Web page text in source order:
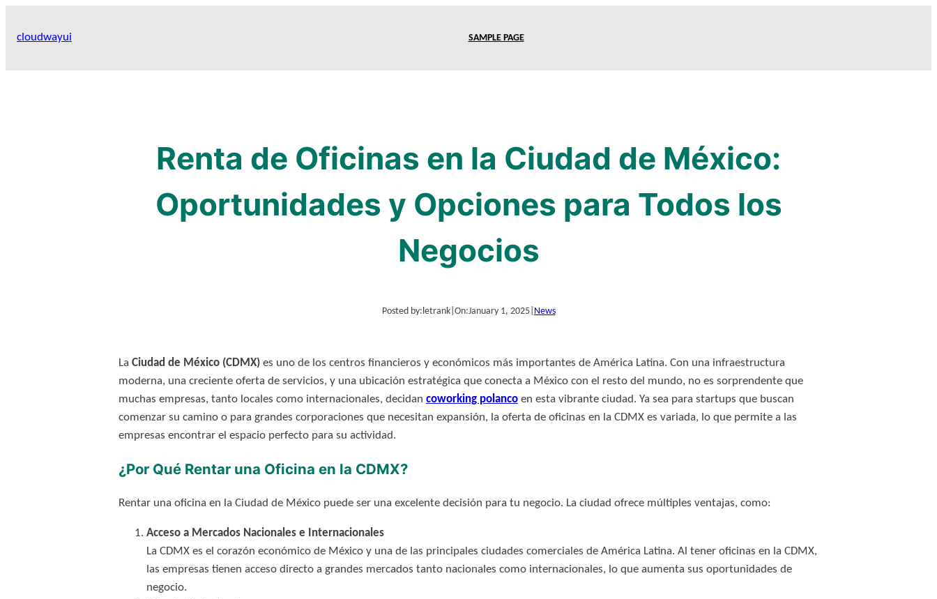
cloudwayui SAMPLE PAGE
Renta de Oficinas en la Ciudad de México:
Oportunidades y Opciones para Todos los
Negocios
Posted by: letrank| On:January 1, 2025| News
La Ciudad de México (CDMX)es uno de los centros financieros y económicos más importantes de América Latina. Con una infraestructura
moderna, una creciente oferta de servicios, y una ubicación estratégica que conecta a México con el resto del mundo, no es sorprendente que
muchas empresas, tanto locales como internacionales, decidan coworking polancoen esta vibrante ciudad. Ya sea para startups que buscan
comenzar su camino o para grandes corporaciones que necesitan expansión, la oferta de oficinas en la CDMX es variada, lo que permite a las
empresas encontrar el espacio perfecto para su actividad.
¿Por Qué Rentar una Oficina en la CDMX?
Rentar una oficina en la Ciudad de México puede ser una excelente decisión para tu negocio. La ciudad ofrece múltiples ventajas, como:
Acceso a Mercados Nacionales e Internacionales
La CDMX es el corazón económico de México y una de las principales ciudades comerciales de América Latina. Al tener oficinas en la CDMX,
las empresas tienen acceso directo a grandes mercados tanto nacionales como internacionales, lo que aumenta sus oportunidades de
negocio.